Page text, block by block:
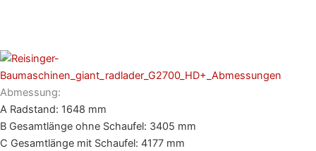
Abmessung:
A Radstand: 1648 mm
B Gesamtlänge ohne Schaufel: 3405 mm
C Gesamtlänge mit Schaufel: 4177 mm